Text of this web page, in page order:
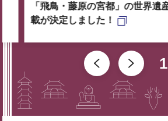
1
「飛鳥・藤原の宮都」の世界遺
載が決定しました！